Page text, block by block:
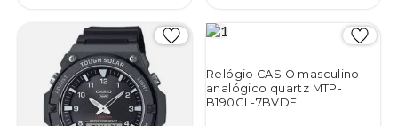
Relógio CASIO masculino
analógico quartz MTP-
B190GL-7BVDF